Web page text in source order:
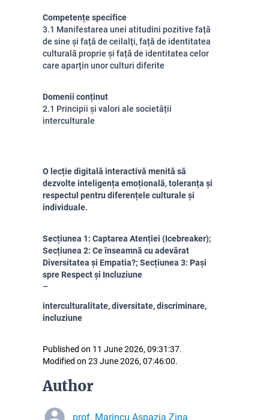
Competențe specifice
3.1 Manifestarea unei atitudini pozitive față
de sine și față de ceilalți, față de identitatea
culturală proprie și față de identitatea celor
care aparțin unor culturi diferite
Domenii conținut
2.1 Principii și valori ale societății
interculturale
O lecție digitală interactivă menită să
dezvolte inteligența emoțională, toleranța și
respectul pentru diferențele culturale și
individuale.
Secțiunea 1: Captarea Atenției (Icebreaker);
Secțiunea 2: Ce înseamnă cu adevărat
Diversitatea și Empatia?; Secțiunea 3: Pași
spre Respect și Incluziune
interculturalitate, diversitate, discriminare,
incluziune
Published on 11 June 2026, 09:31:37.
Modified on 23 June 2026, 07:46:00.
Author
prof. Marincu Aspazia Zina